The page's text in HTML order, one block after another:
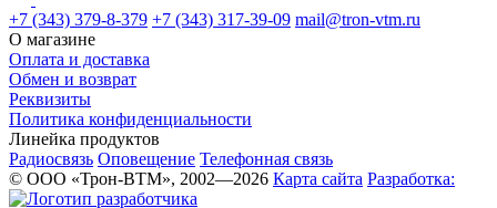
+7 (343) 379-8-379 +7 (343) 317-39-09 mail@tron-vtm.ru
О магазине
Оплата и доставка
Обмен и возврат
Реквизиты
Политика конфиденциальности
Линейка продуктов
Радиосвязь Оповещение Телефонная связь
© ООО «Трон-ВТМ», 2002—2026 Карта сайта Разработка: